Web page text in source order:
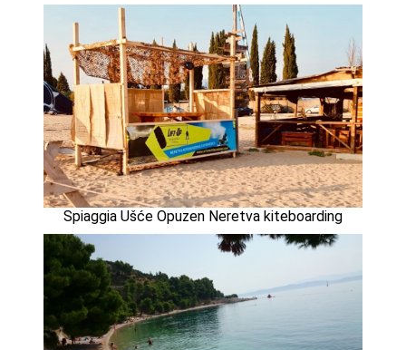
Spiaggia Ušće Opuzen Neretva kiteboarding